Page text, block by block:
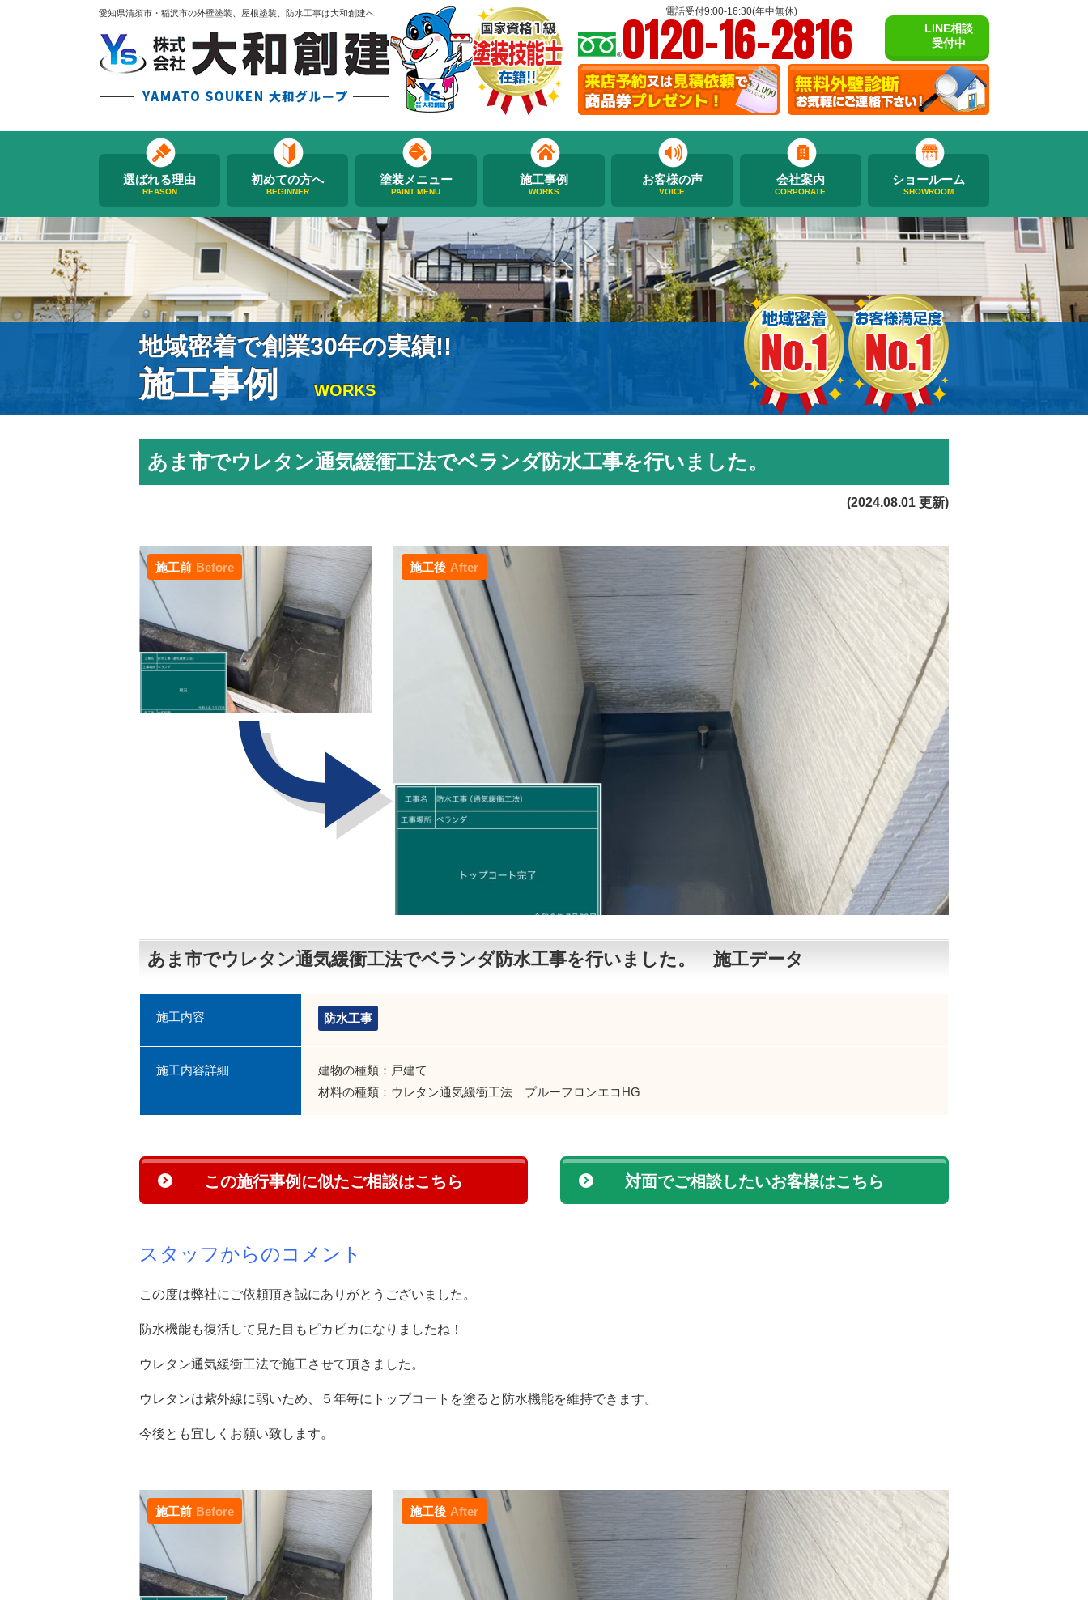
愛知県清須市・稲沢市の外壁塗装、屋根塗装、防水工事は大和創建へ 電話受付9:00-16:30(年中無休)
0120-16-2816
LINE相談
受付中
選ばれる理由
REASON
初めての方へ
BEGINNER
塗装メニュー
PAINT MENU
施工事例
WORKS
お客様の声
VOICE
会社案内
CORPORATE
ショールーム
SHOWROOM
地域密着で創業30年の実績!!
施工事例 WORKS
あま市でウレタン通気緩衝工法でベランダ防水工事を行いました。
(2024.08.01 更新)
施工後 After
施工前 Before
あま市でウレタン通気緩衝工法でベランダ防水工事を行いました。 施工データ
施工内容 防水工事
施工内容詳細
建物の種類：戸建て
材料の種類：ウレタン通気緩衝工法 プルーフロンエコHG
この施行事例に似たご相談はこちら 対面でご相談したいお客様はこちら
スタッフからのコメント
この度は弊社にご依頼頂き誠にありがとうございました。
防水機能も復活して見た目もピカピカになりましたね！
ウレタン通気緩衝工法で施工させて頂きました。
ウレタンは紫外線に弱いため、５年毎にトップコートを塗ると防水機能を維持できます。
今後とも宜しくお願い致します。
施工前 Before 施工後 After